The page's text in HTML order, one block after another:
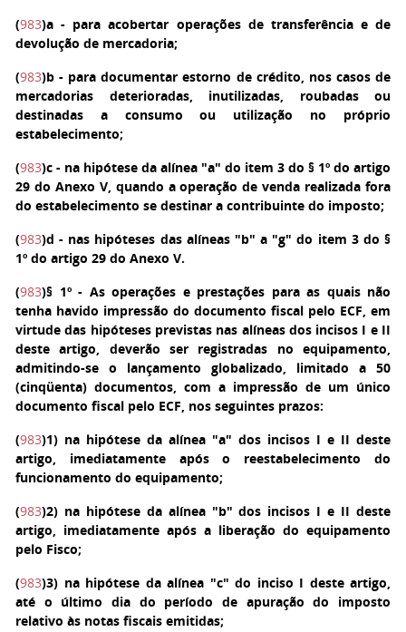
(983)a - para acobertar operações de transferência e de
devolução de mercadoria;
(983)b - para documentar estorno de crédito, nos casos de
mercadorias deterioradas, inutilizadas, roubadas ou
destinadas a consumo ou utilização no próprio
estabelecimento;
(983)c - na hipótese da alínea "a" do item 3 do § 1º do artigo
29 do Anexo V, quando a operação de venda realizada fora
do estabelecimento se destinar a contribuinte do imposto;
(983)d - nas hipóteses das alíneas "b" a "g" do item 3 do §
1º do artigo 29 do Anexo V.
(983)§ 1º- As operações e prestações para as quais não
tenha havido impressão do documento fiscal pelo ECF, em
virtude das hipóteses previstas nas alíneas dos incisos I e II
deste artigo, deverão ser registradas no equipamento,
admitindo-se o lançamento globalizado, limitado a 50
(cinqüenta) documentos, com a impressão de um único
documento fiscal pelo ECF, nos seguintes prazos:
(983)1) na hipótese da alínea "a" dos incisos I e II deste
artigo, imediatamente após o reestabelecimento do
funcionamento do equipamento;
(983)2) na hipótese da alínea "b" dos incisos I e II deste
artigo, imediatamente após a liberação do equipamento
pelo Fisco;
(983)3) na hipótese da alínea "c" do inciso I deste artigo,
até o último dia do período de apuração do imposto
relativo às notas fiscais emitidas;